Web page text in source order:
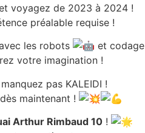
voyagez de 2023 à 2024 !
préalable requise !
les robots et codage
votre imagination !
pas KALEIDI !
maintenant !
Arthur Rimbaud 10!